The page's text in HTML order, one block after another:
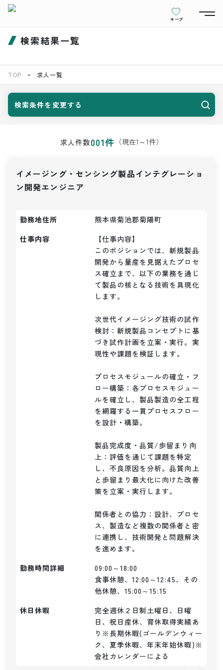
キープ
検索結果一覧
TOP 求人一覧
検索条件を変更する
求人件数001件 （現在1 ～1件）
イメージング・センシング製品インテグレーショ
ン開発エンジニア
勤務地住所
熊本県菊池郡菊陽町
仕事内容
【仕事内容】
このポジションでは、新規製品
開発から量産を見据えたプロセ
ス確立まで、以下の業務を通じ
て製品の核となる技術を具現化
します。
次世代イメージング技術の試作
検討：新規製品コンセプトに基
づき試作計画を立案・実行。実
現性や課題を検証します。
プロセスモジュールの確立・フ
ロー構築：各プロセスモジュー
ルを確立し、製品製造の全工程
を網羅する一貫プロセスフロー
を設計・構築。
製品完成度・品質/歩留まり向
上：評価を通じて課題を特定
し、不良原因を分析。品質向上
と歩留まり最大化に向けた改善
策を立案・実行します。
関係者との協力：設計、プロセ
ス、製造など複数の関係者と密
に連携し、技術開発と問題解決
を進めます。
勤務時間詳細
09:00～18:00
食事休憩、12:00～12:45、その
他休憩、15:00～15:15
休日休暇
完全週休２日制土曜日、日曜
日、祝日産休、育休取得実績あ
り※長期休暇(ゴールデンウィー
ク、夏季休暇、年末年始休暇)※
会社カレンダーによる